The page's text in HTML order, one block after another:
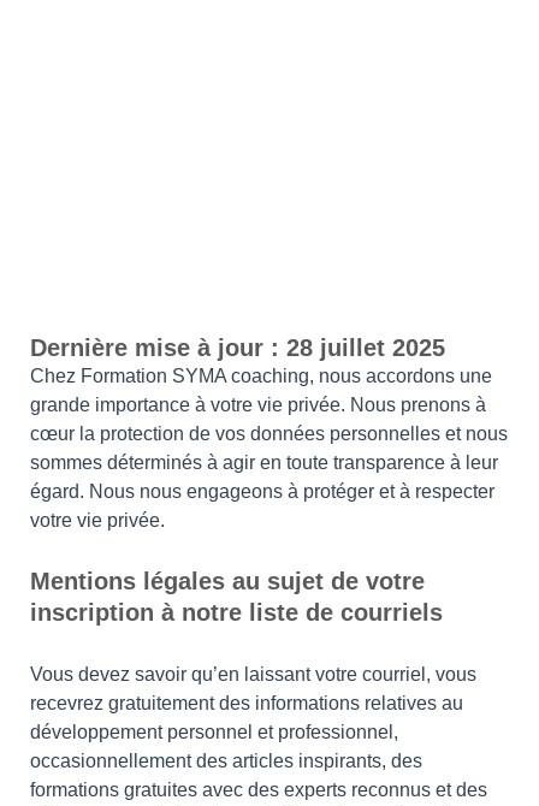
Dernière mise à jour : 28 juillet 2025
Chez Formation SYMA coaching, nous accordons une
grande importance à votre vie privée. Nous prenons à
cœur la protection de vos données personnelles et nous
sommes déterminés à agir en toute transparence à leur
égard. Nous nous engageons à protéger et à respecter
votre vie privée.
Mentions légales au sujet de votre
inscription à notre liste de courriels
Vous devez savoir qu’en laissant votre courriel, vous
recevrez gratuitement des informations relatives au
développement personnel et professionnel,
occasionnellement des articles inspirants, des
formations gratuites avec des experts reconnus et des